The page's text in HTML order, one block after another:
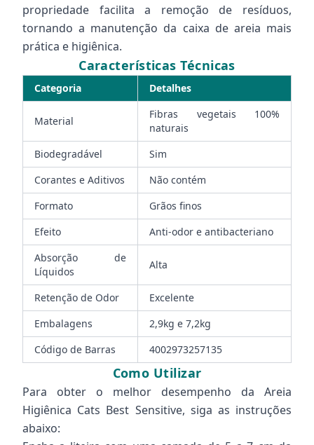
propriedade facilita a remoção de resíduos,
tornando a manutenção da caixa de areia mais
prática e higiênica.
Características Técnicas
Categoria Detalhes
Material
Fibras vegetais 100%
naturais
Biodegradável
Sim
Corantes e Aditivos
Não contém
Formato
Grãos finos
Efeito
Anti-odor e antibacteriano
Absorção de
Líquidos
Alta
Retenção de Odor
Excelente
Embalagens
2,9kg e 7,2kg
Código de Barras
4002973257135
Como Utilizar
Para obter o melhor desempenho da Areia
Higiênica Cats Best Sensitive, siga as instruções
abaixo: